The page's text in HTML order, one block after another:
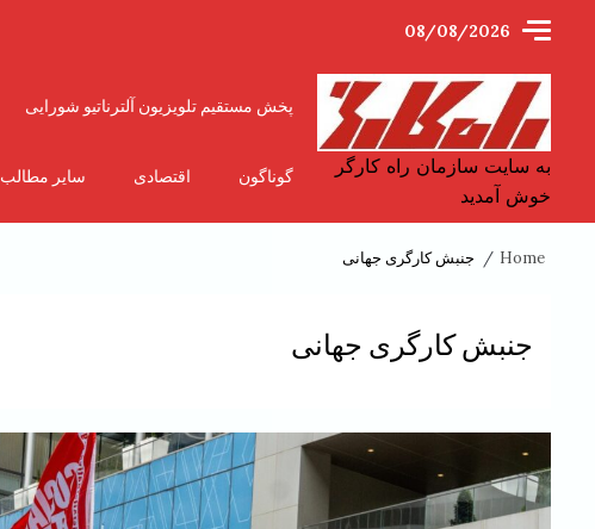
08/08/2026
به سایت سازمان راه کارگر
خوش آمدید
پخش مستقیم تلویزیون آلترناتیو شورایی
گوناگون اقتصادی سایر مطالب
Home جنبش کارگری جهانی
جنبش کارگری جهانی